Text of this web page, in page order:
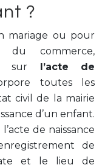
?
mariage ou pour
du commerce,
sur l’acte de
toutes les
civil de la mairie
d’un enfant.
de naissance
de
et le lieu de